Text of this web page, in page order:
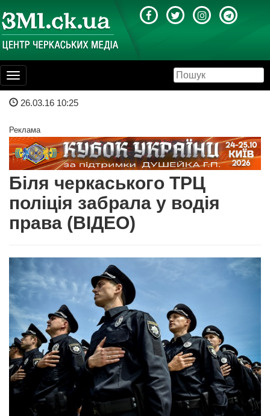
Toggle
navigation
26.03.16 10:25
Реклама
Біля черкаського ТРЦ
поліція забрала у водія
права (ВІДЕО)